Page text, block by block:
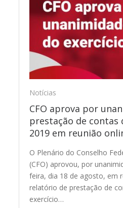
Notícias
CFO aprova por
prestação de contas
2019 em reunião
O Plenário do Conselho
(CFO) aprovou, por
feira, dia 18 de agosto, em
relatório de prestação de
exercício…